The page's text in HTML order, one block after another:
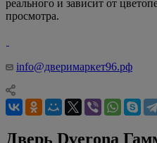
реального и зависит от
просмотра.
info@дверимаркет96.рф
Дверь Dverona